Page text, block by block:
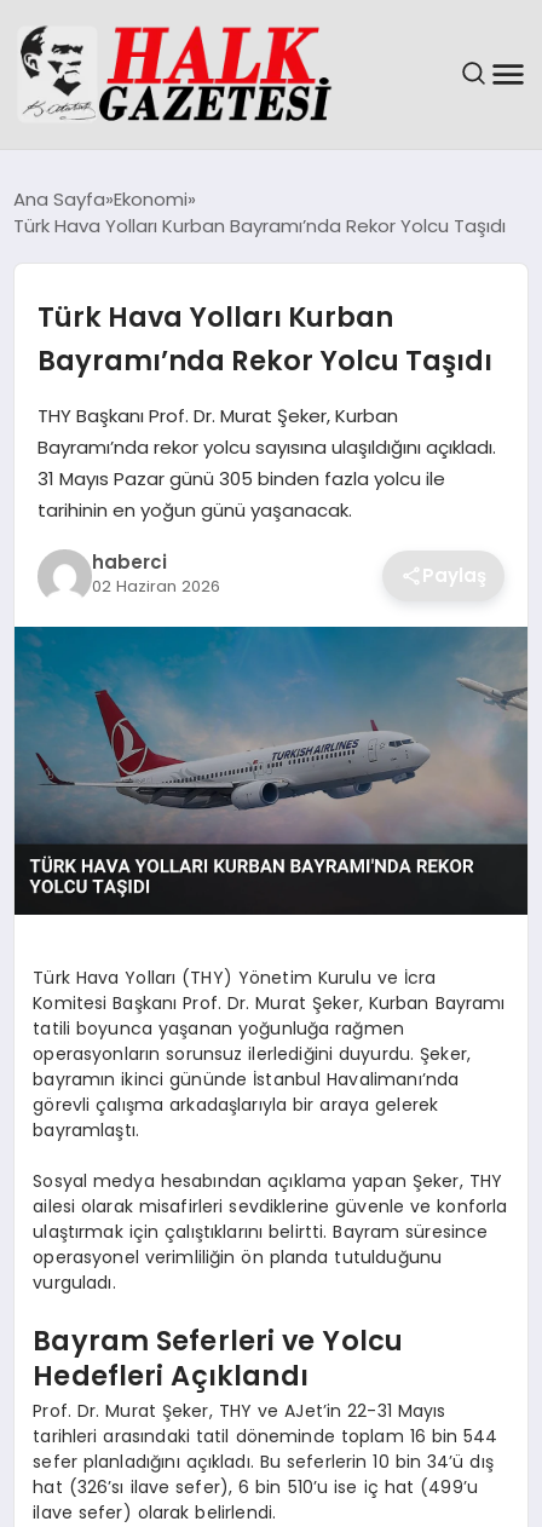
EĞITIM
EKONOMI
MAGAZIN
SAĞLIK
SIYASET
TEKNOLOJI
YAŞAM
Ana Sayfa Ekonomi
Türk Hava Yolları Kurban Bayramı’nda Rekor Yolcu Taşıdı
Türk Hava Yolları Kurban
Bayramı’nda Rekor Yolcu Taşıdı
THY Başkanı Prof. Dr. Murat Şeker, Kurban
Bayramı’nda rekor yolcu sayısına ulaşıldığını açıkladı.
31 Mayıs Pazar günü 305 binden fazla yolcu ile
tarihinin en yoğun günü yaşanacak.
haberci
02 Haziran 2026 Paylaş
Türk Hava Yolları (THY) Yönetim Kurulu ve İcra
Komitesi Başkanı Prof. Dr. Murat Şeker, Kurban Bayramı
tatili boyunca yaşanan yoğunluğa rağmen
operasyonların sorunsuz ilerlediğini duyurdu. Şeker,
bayramın ikinci gününde İstanbul Havalimanı’nda
görevli çalışma arkadaşlarıyla bir araya gelerek
bayramlaştı.
Sosyal medya hesabından açıklama yapan Şeker, THY
ailesi olarak misafirleri sevdiklerine güvenle ve konforla
ulaştırmak için çalıştıklarını belirtti. Bayram süresince
operasyonel verimliliğin ön planda tutulduğunu
vurguladı.
Bayram Seferleri ve Yolcu
Hedefleri Açıklandı
Prof. Dr. Murat Şeker, THY ve AJet’in 22-31 Mayıs
tarihleri arasındaki tatil döneminde toplam 16 bin 544
sefer planladığını açıkladı. Bu seferlerin 10 bin 34’ü dış
hat (326’sı ilave sefer), 6 bin 510’u ise iç hat (499’u
ilave sefer) olarak belirlendi.